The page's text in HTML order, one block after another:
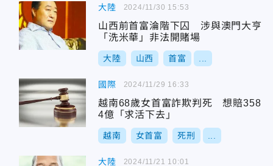
大陸
山西前首富淪階下囚 涉與澳門大亨
「洗米華」非法開賭場
大陸 山西 首富
2024/11/30 15:53
國際
越南68歲女首富詐欺判死 想賠358
4億「求活下去」
越南 女首富 死刑
2024/11/29 16:33
大陸 2024/11/21 10:01